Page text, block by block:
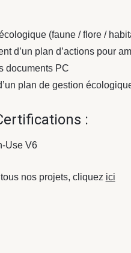
(faune / flore /
d’un plan d’actions pour
documents PC
plan de gestion
:
Use V6
nos projets, cliquez ici